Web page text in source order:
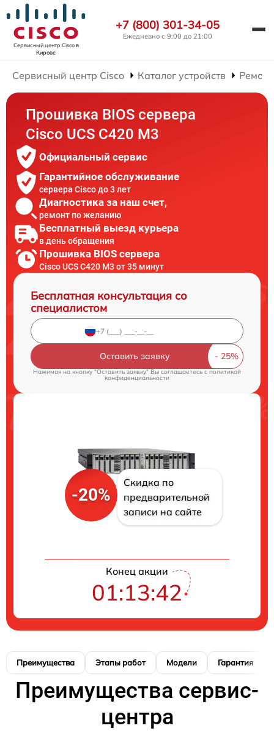
Сервисный центр Ciscoв
Кирове
+7 (800) 301-34-05
Ежедневно с 9:00 до 21:00
Сервисный центр Cisco Каталог устройств
Прошивка BIOS сервера
Cisco UCS C420 M3
Официальный сервис
Гарантийное обслуживание
сервера Cisco до 3 лет
Диагностика за наш счет,
ремонт по желанию
Бесплатный выезд курьера
в день обращения
Прошивка BIOS сервера
Cisco UCS C420 M3 от 35 минут
Бесплатная консультация со
специалистом
Оставить заявку
Нажимая на кнопку "Оставить заявку" Вы соглашаетесь cполитикой
конфиденциальности
-20%
Скидка по
предварительной
записи на сайте
Конец акции
01:13:41
Преимущества Этапы работ Модели Гарантия
Преимущества сервис-
центра